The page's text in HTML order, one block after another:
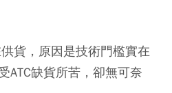
貨，原因是技術門檻實在
ATC缺貨所苦，卻無可奈